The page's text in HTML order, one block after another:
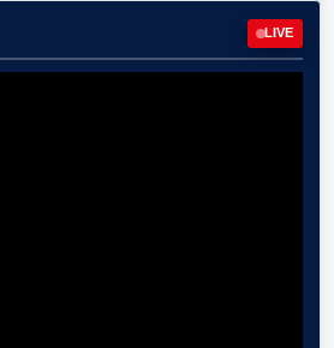
LIVE